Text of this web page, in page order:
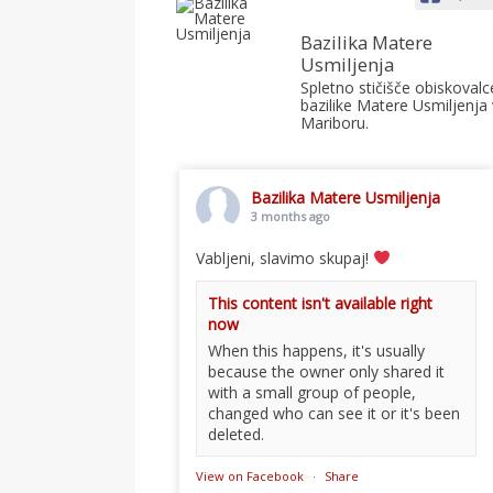
Bazilika Matere
Usmiljenja
Spletno stičišče
bazilike Matere Usmiljenja
Mariboru.
Bazilika Matere Usmiljenja
3 months ago
Vabljeni, slavimo skupaj!
This content isn't available right
now
When this happens, it's usually
because the owner only shared it
with a small group of people,
changed who can see it or it's been
deleted.
View on Facebook · Share